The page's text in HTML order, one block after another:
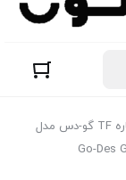
/ کارت‌خوان OTG دوکاره TF گو-دس مدل
Go-Des